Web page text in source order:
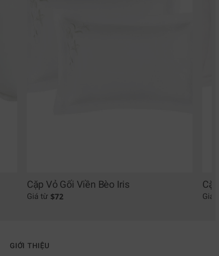
Cặp Vỏ Gối Viền Bèo Iris
Giá từ $72 Giá
GIỚI THIỆU